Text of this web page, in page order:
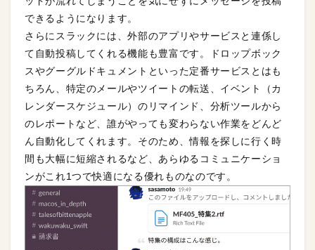
できるようになります。
さらにスラックには、外部のアプリやサービスと連係し
て自動投稿してくれる機能も豊富です。ドロップボック
スやグーグルドキュメントといった定番サービスとはも
ちろん、特定のメールやツイートの転送、イベント（カ
レンダースケジュール）のリマインド、分析ツールから
のレポートなど、誰がやっても変わらない作業をどんど
ん自動化してくれます。そのため、情報を探しに行く時
間も大幅に短縮されるなど、あらゆるコミュニケーショ
ンがこれ1つで快適になる優れものなのです。